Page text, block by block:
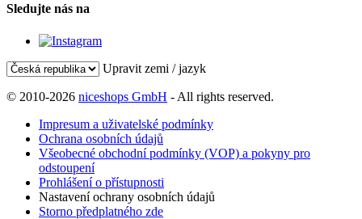
Sledujte nás na
Upravit zemi / jazyk
© 2010-2026 niceshops GmbH - All rights reserved.
Impresum a uživatelské podmínky
Ochrana osobních údajů
Všeobecné obchodní podmínky (VOP) a pokyny pro
odstoupení
Prohlášení o přístupnosti
Nastavení ochrany osobních údajů
Storno předplatného zde